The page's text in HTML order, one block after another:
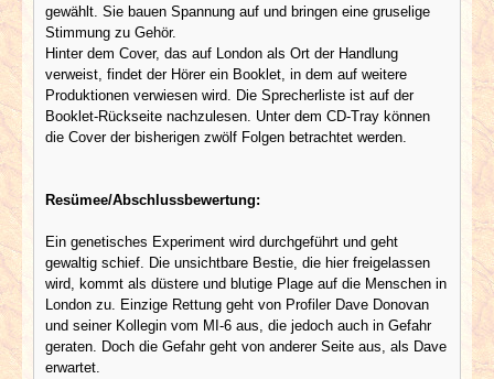
gewählt. Sie bauen Spannung auf und bringen eine gruselige
Stimmung zu Gehör.
Hinter dem Cover, das auf London als Ort der Handlung
verweist, findet der Hörer ein Booklet, in dem auf weitere
Produktionen verwiesen wird. Die Sprecherliste ist auf der
Booklet-Rückseite nachzulesen. Unter dem CD-Tray können
die Cover der bisherigen zwölf Folgen betrachtet werden.
Resümee/Abschlussbewertung:
Ein genetisches Experiment wird durchgeführt und geht
gewaltig schief. Die unsichtbare Bestie, die hier freigelassen
wird, kommt als düstere und blutige Plage auf die Menschen in
London zu. Einzige Rettung geht von Profiler Dave Donovan
und seiner Kollegin vom MI-6 aus, die jedoch auch in Gefahr
geraten. Doch die Gefahr geht von anderer Seite aus, als Dave
erwartet.